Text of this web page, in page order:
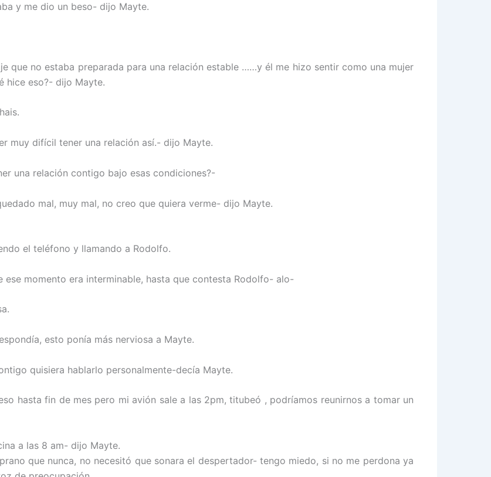
y me dio un beso- dijo Mayte.
que no estaba preparada para una relación estable ……y él me hizo sentir como una mujer
hice eso?- dijo Mayte.
muy difícil tener una relación así.- dijo Mayte.
una relación contigo bajo esas condiciones?-
mal, muy mal, no creo que quiera verme- dijo Mayte.
el teléfono y llamando a Rodolfo.
momento era interminable, hasta que contesta Rodolfo- alo-
esto ponía más nerviosa a Mayte.
quisiera hablarlo personalmente-decía Mayte.
hasta fin de mes pero mi avión sale a las 2pm, titubeó , podríamos reunirnos a tomar un
a las 8 am- dijo Mayte.
que nunca, no necesitó que sonara el despertador- tengo miedo, si no me perdona ya